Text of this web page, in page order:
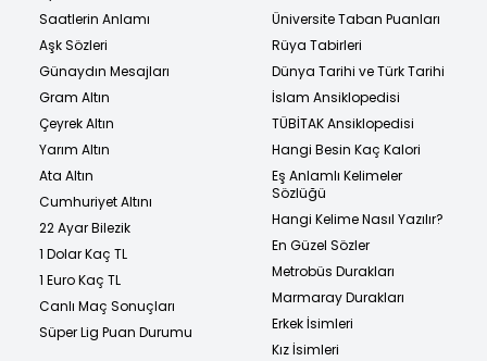
Saatlerin Anlamı
Aşk Sözleri
Günaydın Mesajları
Gram Altın
Çeyrek Altın
Yarım Altın
Ata Altın
Cumhuriyet Altını
22 Ayar Bilezik
1 Dolar Kaç TL
1 Euro Kaç TL
Canlı Maç Sonuçları
Süper Lig Puan Durumu
Üniversite Taban Puanları
Rüya Tabirleri
Dünya Tarihi ve Türk Tarihi
İslam Ansiklopedisi
TÜBİTAK Ansiklopedisi
Hangi Besin Kaç Kalori
Eş Anlamlı Kelimeler
Sözlüğü
Hangi Kelime Nasıl Yazılır?
En Güzel Sözler
Metrobüs Durakları
Marmaray Durakları
Erkek İsimleri
Kız İsimleri